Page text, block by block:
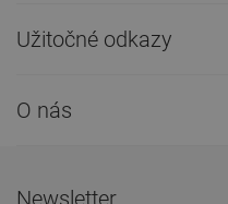
Užitočné odkazy
O nás